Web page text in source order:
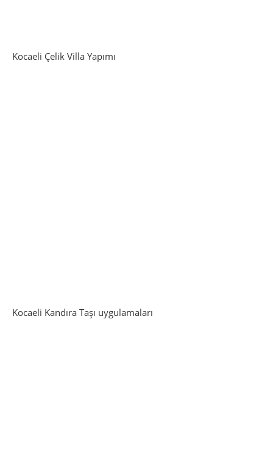
Kocaeli Çelik Villa Yapımı
Kocaeli Kandıra Taşı uygulamaları